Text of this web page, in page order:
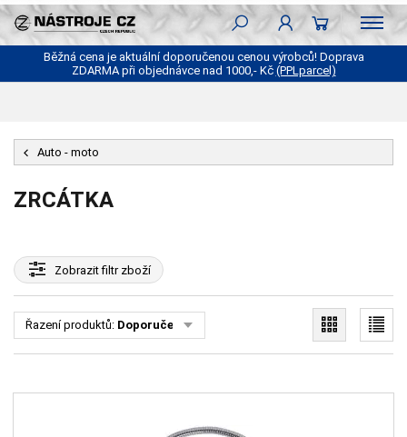
Běžná cena je aktuální doporučenou cenou výrobců! Doprava
ZDARMA při objednávce nad 1000,- Kč (PPLparcel)
Auto - moto
ZRCÁTKA
Zobrazitfiltr zboží
Řazení produktů: Doporučené